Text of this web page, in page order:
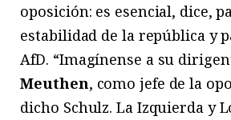
oposición: es esencial, dice,
estabilidad de la república y
AfD. “Imagínense a su
Meuthen, como jefe de la
dicho Schulz. La Izquierda y